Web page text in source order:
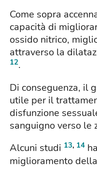
Come sopra
capacità di
ossido nitrico,
attraverso la
12.
Di conseguenza, il
utile per il
disfunzione
sanguigno verso le
Alcuni studi 13, 14
miglioramento